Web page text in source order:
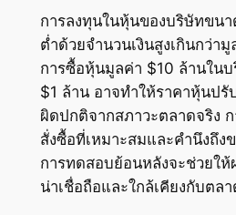
การลงทุนในหุ้นของบริษัทขน
ต่ำด้วยจำนวนเงินสูงเกินกว่า
การซื้อหุ้นมูลค่า $10 ล้านใน
$1 ล้าน อาจทำให้ราคาหุ้นปรั
ผิดปกติจากสภาวะตลาดจริง
สั่งซื้อที่เหมาะสมและคำนึงถึง
การทดสอบย้อนหลังจะช่วยใ
น่าเชื่อถือและใกล้เคียงกับตล